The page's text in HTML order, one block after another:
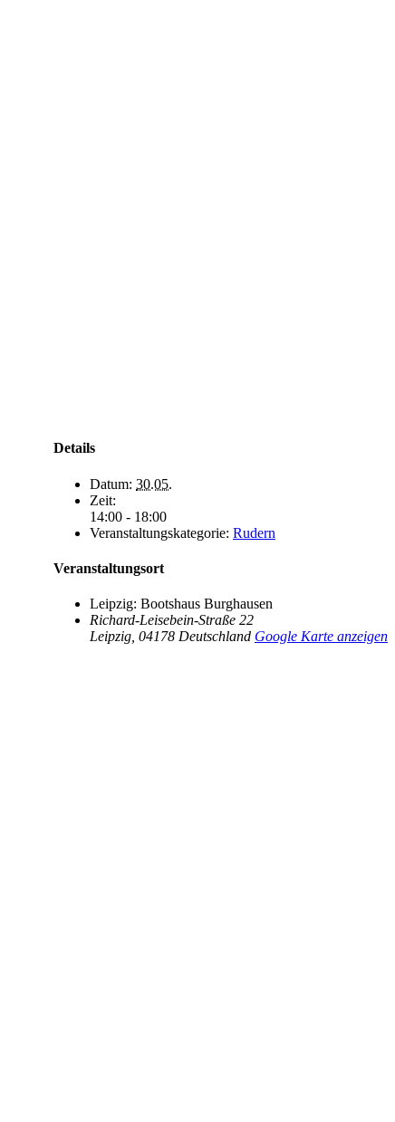
Details
Datum: 30.05.
Zeit:
14:00 - 18:00
Veranstaltungskategorie: Rudern
Veranstaltungsort
Leipzig: Bootshaus Burghausen
Richard-Leisebein-Straße 22
Leipzig 04178 Deutschland Google Karte anzeigen